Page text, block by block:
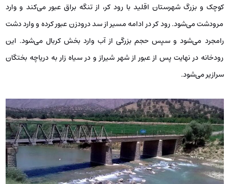
کوچک و بزرگ شهرستان اقلید با رود کر، از تنگه براق عبور می‌کند و وارد
مرودشت می‌شود. رود کر در ادامه مسیر از سد درودزن عبور کرده و وارد دشت
رامجرد می‌شود و سپس حجم بزرگی از آب وارد بخش کربال می‌شود. این
رودخانه در نهایت پس از عبور از شهر شیراز و در سیاه زار به دریاچه بختگان
سرازیر می‌شود.